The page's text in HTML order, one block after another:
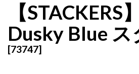
【
Dusky Blue
[73747]